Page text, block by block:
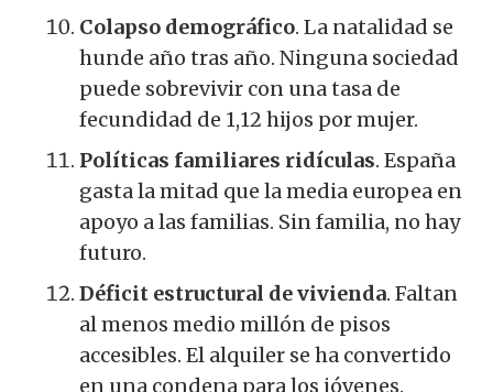
Colapso demográfico. La natalidad se
hunde año tras año. Ninguna sociedad
puede sobrevivir con una tasa de
fecundidad de 1,12 hijos por mujer.
Políticas familiares ridículas. España
gasta la mitad que la media europea en
apoyo a las familias. Sin familia, no hay
futuro.
Déficit estructural de vivienda. Faltan
al menos medio millón de pisos
accesibles. El alquiler se ha convertido
en una condena para los jóvenes.